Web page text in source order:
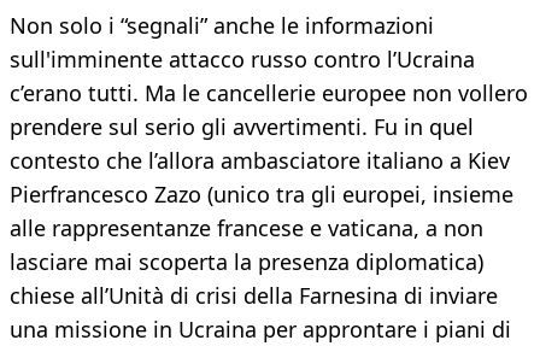
Non solo i “segnali” anche le informazioni
sull'imminente attacco russo contro l’Ucraina
c’erano tutti. Ma le cancellerie europee non vollero
prendere sul serio gli avvertimenti. Fu in quel
contesto che l’allora ambasciatore italiano a Kiev
Pierfrancesco Zazo (unico tra gli europei, insieme
alle rappresentanze francese e vaticana, a non
lasciare mai scoperta la presenza diplomatica)
chiese all’Unità di crisi della Farnesina di inviare
una missione in Ucraina per approntare i piani di